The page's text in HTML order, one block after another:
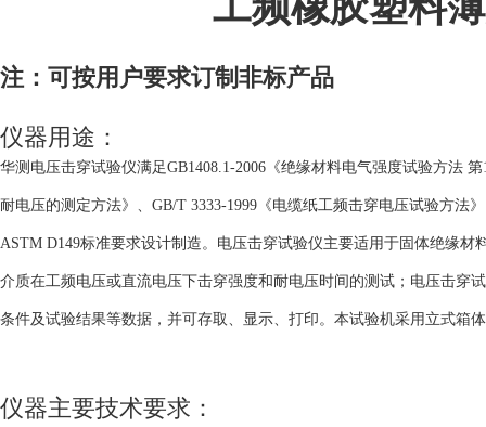
注：可按用户要求订制非标产品
仪器用途：
华测电压击穿试验仪满足GB1408.1-2006《绝缘材料电气强度试验方法
耐电压的测定方法》、GB/T 3333-1999《电缆纸工频击穿电压试验方法
ASTM D149标准要求设计制造。电压击穿试验仪主要适用于固体绝缘
介质在工频电压或直流电压下击穿强度和耐电压时间的测试；电压击穿
条件及试验结果等数据，并可存取、显示、打印。本试验机采用立式箱
仪器主要技术要求：